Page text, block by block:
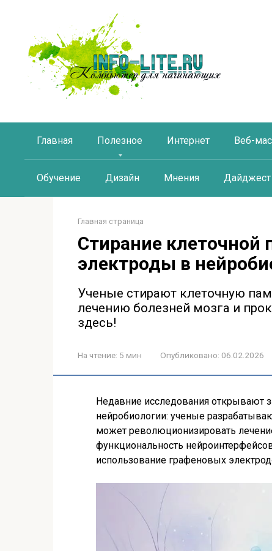
контенту
Главная Полезное Интернет Веб-
Обучение Дизайн Мнения Дайджест
Главная страница
Стирание клеточной
электроды в
Ученые стирают клеточную
лечению болезней мозга и
здесь!
На чтение: 5 мин Опубликовано: 06.02.2026
Недавние исследования открывают
нейробиологии: ученые
может революционизировать
функциональность
использование графеновых